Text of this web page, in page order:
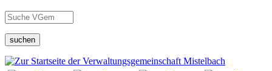
suchen